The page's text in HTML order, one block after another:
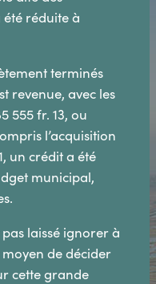
réduite à
terminés
revenue, avec les
555 fr. 13, ou
l’acquisition
un crédit a été
municipal,
laissé ignorer à
de décider
cette grande